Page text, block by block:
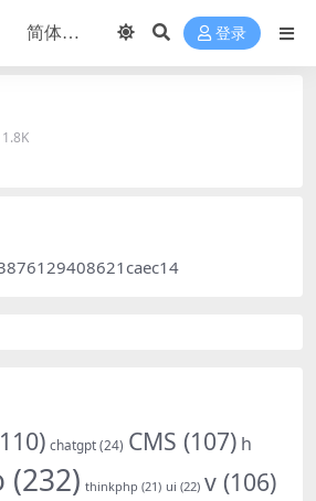
登录
1.8K
chatgpt(24) CMS (107) h
(232) thinkphp (21) ui (22) v (106)